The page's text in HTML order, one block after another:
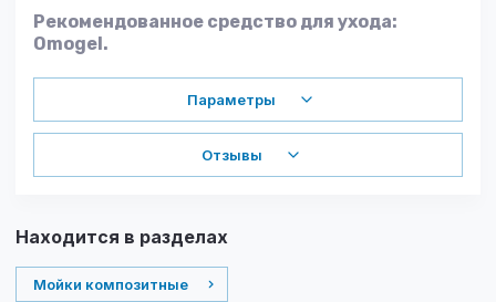
Рекомендованное средство для ухода:
Omogel.
Параметры
Отзывы
Находится в разделах
Мойки композитные